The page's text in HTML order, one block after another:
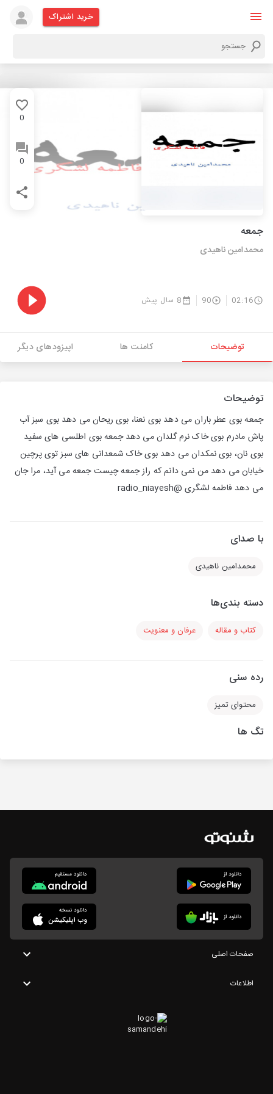
خرید اشتراک
0
0
جمعه
محمدامین ناهیدی
02:16
90 8 سال پیش
توضیحات کامنت ها اپیزودهای دیگر
توضیحات
جمعه بوی عطر باران می دهد بوی نعنا، بوی ریحان می دهد بوی سبز آب
پاش مادرم بوی خاک نرم گلدان می دهد جمعه بوی اطلسی های سفید
بوی نان، بوی نمکدان می دهد بوی خاک شمعدانی های سبز توی پرچین
خیابان می دهد من نمی دانم که راز جمعه چیست جمعه می آید، مرا جان
می دهد فاطمه لشگری @radio_niayesh
با صدای
محمدامین ناهیدی
دسته بندی‌ها
کتاب و مقاله عرفان و معنویت
رده سنی
محتوای تمیز
تگ ها
صفحات اصلی
اطلاعات